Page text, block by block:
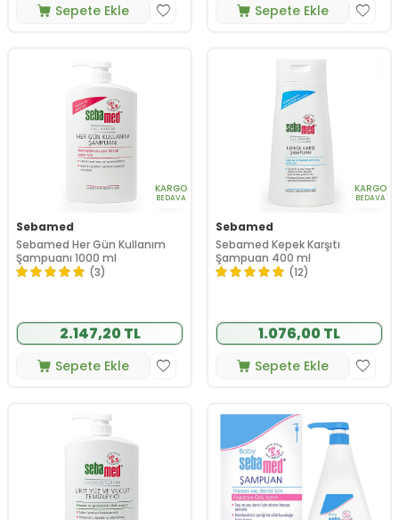
Sepete Ekle Sepete Ekle
KARGO
BEDAVA
Sebamed
Sebamed Her Gün Kullanım
Şampuanı 1000 ml
(3)
2.147,20 TL
Sepete Ekle
KARGO
BEDAVA
Sebamed
Sebamed Kepek Karşıtı
Şampuan 400 ml
(12)
1.076,00 TL
Sepete Ekle